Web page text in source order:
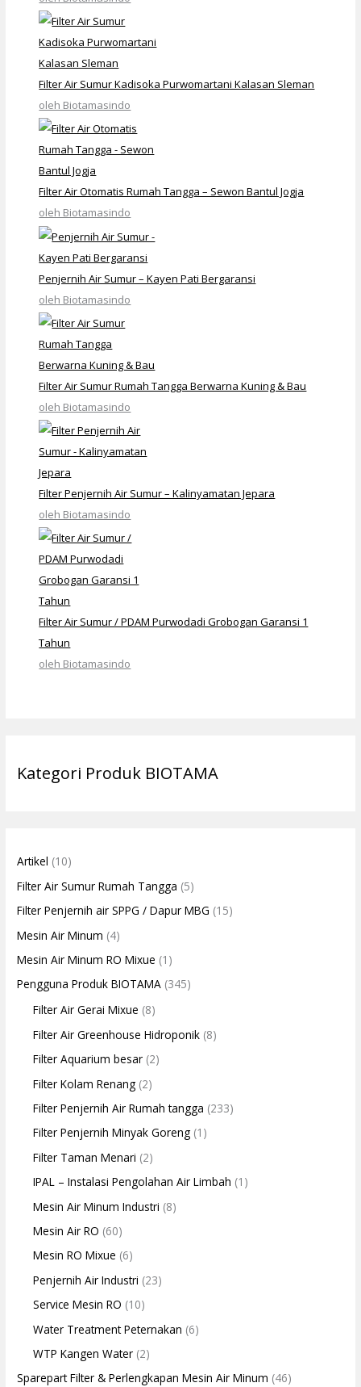
Filter Air Sumur Kadisoka Purwomartani Kalasan Sleman
oleh Biotamasindo
Filter Air Otomatis Rumah Tangga – Sewon Bantul Jogja
oleh Biotamasindo
Penjernih Air Sumur – Kayen Pati Bergaransi
oleh Biotamasindo
Filter Air Sumur Rumah Tangga Berwarna Kuning & Bau
oleh Biotamasindo
Filter Penjernih Air Sumur – Kalinyamatan Jepara
oleh Biotamasindo
Filter Air Sumur / PDAM Purwodadi Grobogan Garansi 1
Tahun
oleh Biotamasindo
Kategori Produk BIOTAMA
Artikel (10)
Filter Air Sumur Rumah Tangga (5)
Filter Penjernih air SPPG / Dapur MBG (15)
Mesin Air Minum (4)
Mesin Air Minum RO Mixue (1)
Pengguna Produk BIOTAMA (345)
Filter Air Gerai Mixue (8)
Filter Air Greenhouse Hidroponik (8)
Filter Aquarium besar (2)
Filter Kolam Renang (2)
Filter Penjernih Air Rumah tangga (233)
Filter Penjernih Minyak Goreng (1)
Filter Taman Menari (2)
IPAL – Instalasi Pengolahan Air Limbah (1)
Mesin Air Minum Industri (8)
Mesin Air RO (60)
Mesin RO Mixue (6)
Penjernih Air Industri (23)
Service Mesin RO (10)
Water Treatment Peternakan (6)
WTP Kangen Water (2)
Sparepart Filter & Perlengkapan Mesin Air Minum (46)